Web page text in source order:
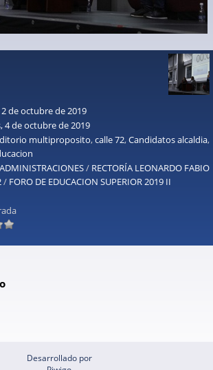
de octubre de 2019
4 de octubre de 2019
multiproposito,calle 72,Candidatos alcaldia,
/ RECTORÍA LEONARDO FABIO
/ FORO DE EDUCACION SUPERIOR 2019 II
Desarrollado por